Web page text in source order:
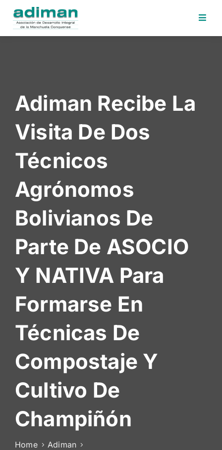
Desafios
Electrónica
Contratante
Noticias
Contacto
Area
Socios
Adiman Recibe La
Visita De Dos
Técnicos
Agrónomos
Bolivianos De
Parte De ASOCIO
Y NATIVA Para
Formarse En
Técnicas De
Compostaje Y
Cultivo De
Champiñón
Home
Adiman